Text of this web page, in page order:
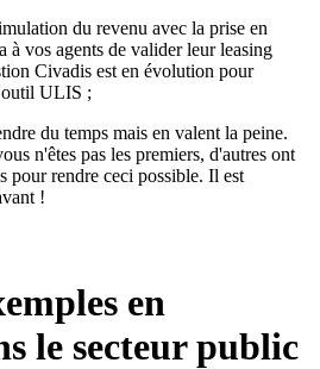
du revenu avec la prise en
à vos agents de valider leur leasing
Civadis est en évolution pour
ULIS ;
du temps mais en valent la peine.
n'êtes pas les premiers, d'autres ont
pour rendre ceci possible. Il est
!
en
le secteur public